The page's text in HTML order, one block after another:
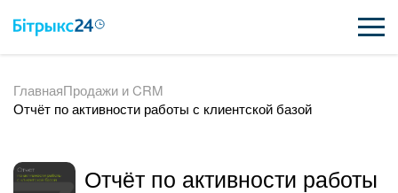
ВОЗМОЖНОСТИ
ИНТЕГРАЦИИ
ГлавнаяПродажи и CRM
Отчёт по активности работы с клиентской базой
Отчёт по активности работы